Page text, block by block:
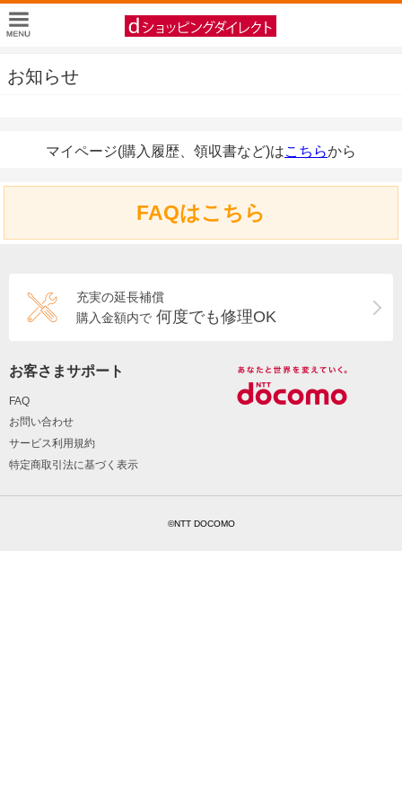
お知らせ
マイページ(購入履歴、領収書など)はこちらから
FAQはこちら
充実の延長補償
購入金額内で 何度でも修理OK
お客さまサポート
FAQ
お問い合わせ
サービス利用規約
特定商取引法に基づく表示
©NTT DOCOMO